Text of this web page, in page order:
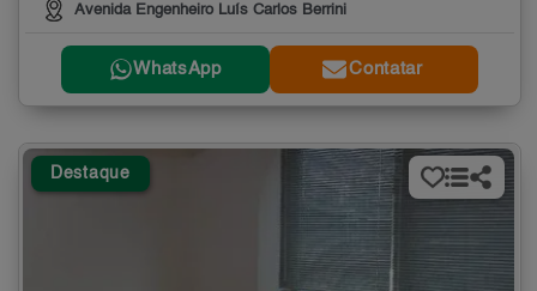
Avenida Engenheiro Luís Carlos Berrini
WhatsApp Contatar
Destaque